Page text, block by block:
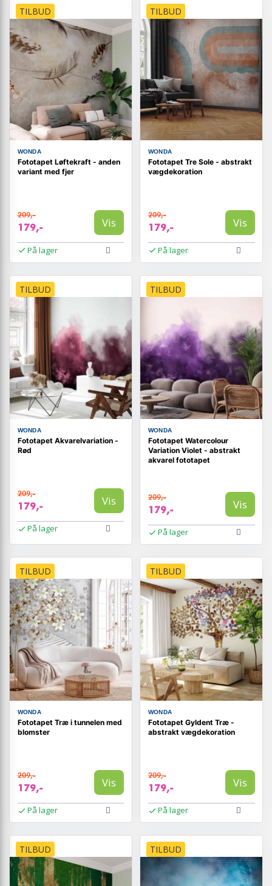
TILBUD
WONDA
Fototapet Løftekraft - anden
variant med fjer
209,-
179,- Vis
På lager
TILBUD
WONDA
Fototapet Tre Sole - abstrakt
vægdekoration
209,-
179,- Vis
På lager
TILBUD
WONDA
Fototapet Akvarelvariation -
Rød
209,-
179,- Vis
På lager
TILBUD
WONDA
Fototapet Watercolour
Variation Violet - abstrakt
akvarel fototapet
209,-
179,- Vis
På lager
TILBUD
WONDA
Fototapet Træ i tunnelen med
blomster
209,-
179,- Vis
På lager
TILBUD
WONDA
Fototapet Gyldent Træ -
abstrakt vægdekoration
209,-
179,- Vis
På lager
TILBUD TILBUD